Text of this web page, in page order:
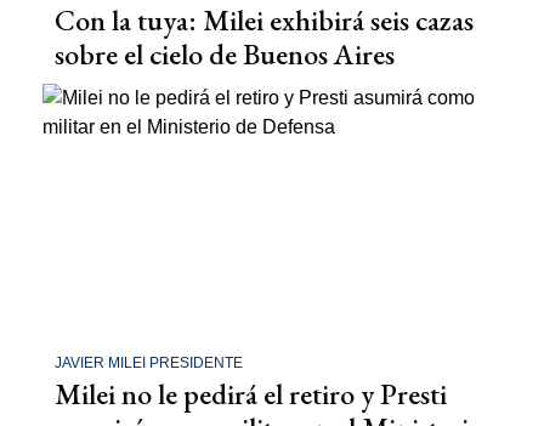
Con la tuya: Milei exhibirá seis cazas
sobre el cielo de Buenos Aires
JAVIER MILEI PRESIDENTE
Milei no le pedirá el retiro y Presti